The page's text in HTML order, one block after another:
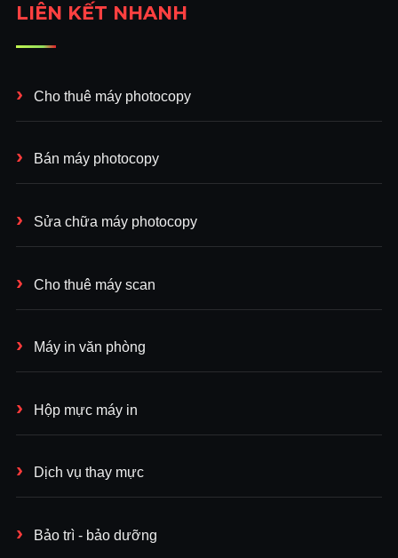
LIÊN KẾT NHANH
Cho thuê máy photocopy
Bán máy photocopy
Sửa chữa máy photocopy
Cho thuê máy scan
Máy in văn phòng
Hộp mực máy in
Dịch vụ thay mực
Bảo trì - bảo dưỡng